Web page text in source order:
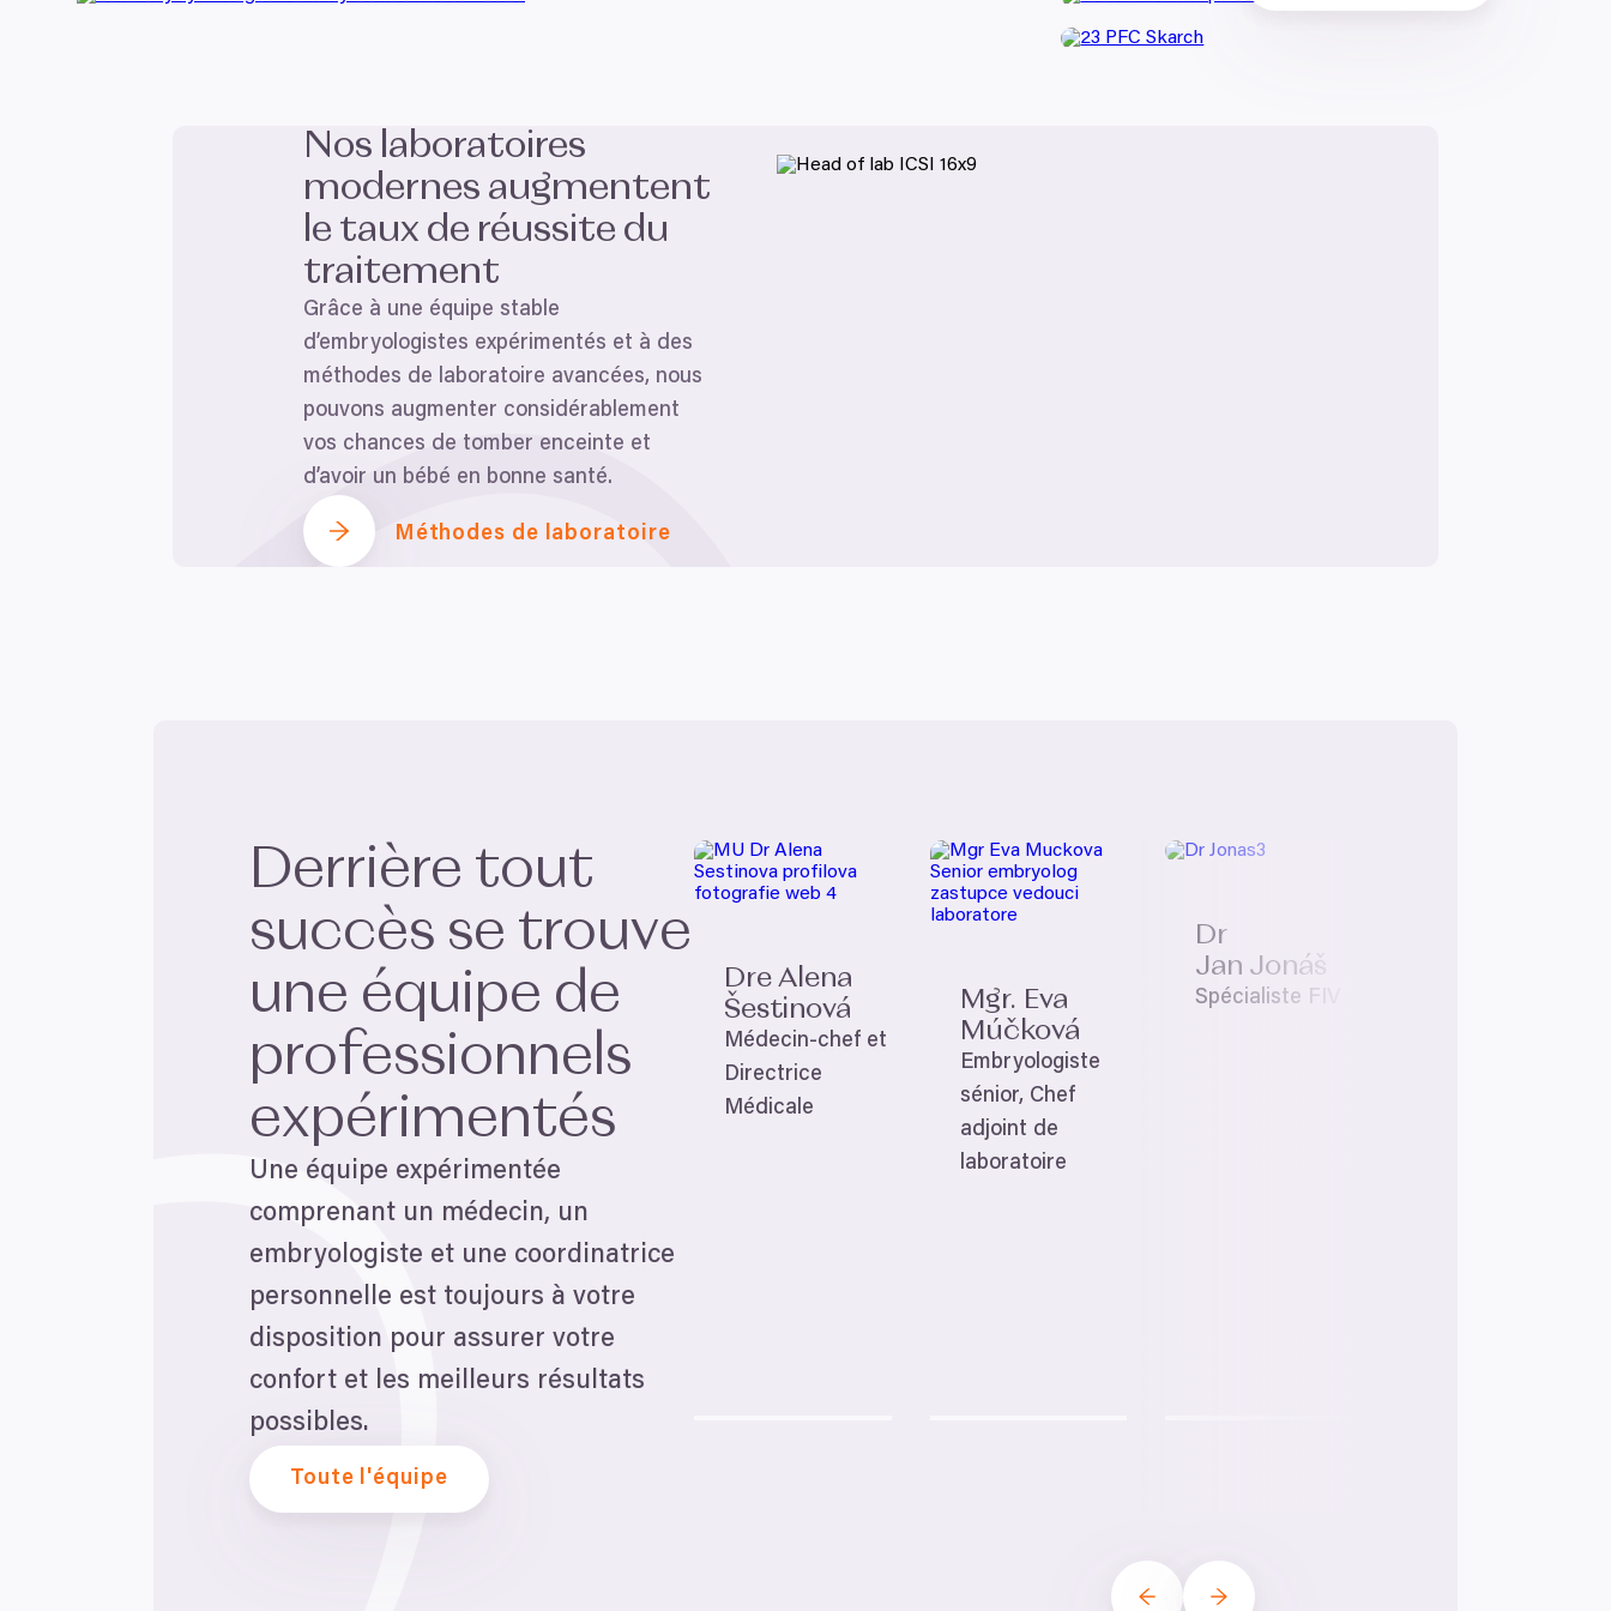
Zjistěte více o tom, jak zpracováváme vaše osobní údaje, a nastavte si předvolby v
můžete kdykoliv změnit nebo odvolat v části Prohlášení o souborech cookie.
K personalizaci obsahu a reklam, poskytování funkcí sociálních médií a analýze naší návštěvnosti využíváme soubory
cookie. Informace o tom, jak náš web používáte, sdílíme se svými partnery pro sociální média, inzerci a analýzy. Partneři
tyto údaje mohou zkombinovat s dalšími informacemi, které jste jim poskytli nebo které získali v důsledku toho, že
používáte jejich služby.
souhlasu
Nutné
Odmítnout
Nos laboratoires
modernes augmentent
le taux de réussite du
traitement
Grâce à une équipe stable
d’embryologistes expérimentés et à des
méthodes de laboratoire avancées, nous
pouvons augmenter considérablement
vos chances de tomber enceinte et
d’avoir un bébé en bonne santé.
Méthodes de laboratoire
Derrière tout
succès se trouve
une équipe de
professionnels
expérimentés
Une équipe expérimentée
comprenant un médecin, un
embryologiste et une coordinatrice
personnelle est toujours à votre
disposition pour assurer votre
confort et les meilleurs résultats
possibles.
Toute l'équipe
Dre Alena
Šestinová
Médecin-chef et
Directrice
Médicale
Mgr. Eva
Múčková
Embryologiste
sénior, Chef
adjoint de
laboratoire
Dr
Jan Jonáš
Spécialiste FIV